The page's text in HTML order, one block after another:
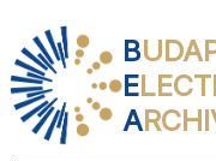
B
E
A